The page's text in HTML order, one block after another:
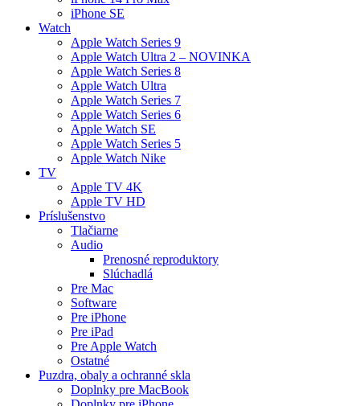
iPhone SE
Watch
Apple Watch Series 9
Apple Watch Ultra 2 – NOVINKA
Apple Watch Series 8
Apple Watch Ultra
Apple Watch Series 7
Apple Watch Series 6
Apple Watch SE
Apple Watch Series 5
Apple Watch Nike
TV
Apple TV 4K
Apple TV HD
Príslušenstvo
Tlačiarne
Audio
Prenosné reproduktory
Slúchadlá
Pre Mac
Software
Pre iPhone
Pre iPad
Pre Apple Watch
Ostatné
Puzdra, obaly a ochranné skla
Doplnky pre MacBook